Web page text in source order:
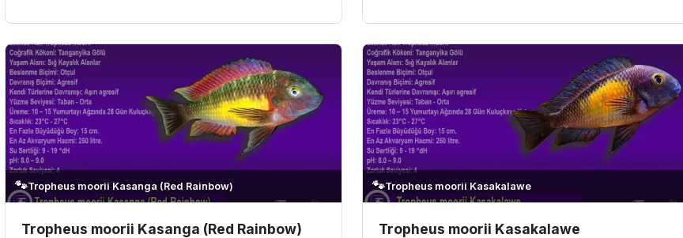
🐾Tropheus moorii Kasanga (Red Rainbow)
Tropheus moorii Kasanga (Red Rainbow)
🐾Tropheus moorii Kasakalawe
Tropheus moorii Kasakalawe